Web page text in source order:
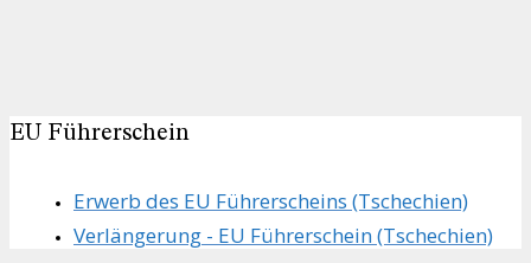
EU Führerschein
Erwerb des EU Führerscheins (Tschechien)
Verlängerung - EU Führerschein (Tschechien)